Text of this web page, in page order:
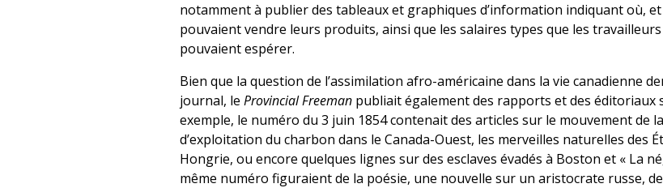
notamment à publier des tableaux et graphiques d’information indiquant où,
pouvaient vendre leurs produits, ainsi que les salaires types que les
pouvaient espérer.
Bien que la question de l’assimilation afro-américaine dans la vie canadienne
journal, le Provincial Freeman publiait également des rapports et des éditoriaux
exemple, le numéro du 3 juin 1854 contenait des articles sur le mouvement de
d’exploitation du charbon dans le Canada-Ouest, les merveilles naturelles des
Hongrie, ou encore quelques lignes sur des esclaves évadés à Boston et « La
même numéro figuraient de la poésie, une nouvelle sur un aristocrate russe,